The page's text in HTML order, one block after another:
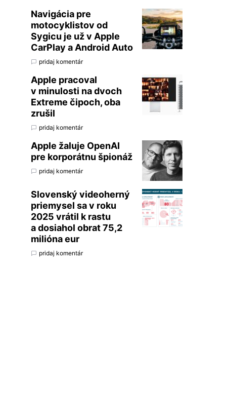
Navigácia pre
motocyklistov od
Sygicu je už v Apple
CarPlay a Android Auto
pridaj komentár
Apple pracoval
v minulosti na dvoch
Extreme čipoch, oba
zrušil
pridaj komentár
Apple žaluje OpenAI
pre korporátnu špionáž
pridaj komentár
Slovenský videoherný
priemysel sa v roku
2025 vrátil k rastu
a dosiahol obrat 75,2
milióna eur
pridaj komentár